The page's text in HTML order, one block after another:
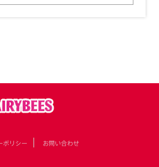
ポリシー お問い合わせ